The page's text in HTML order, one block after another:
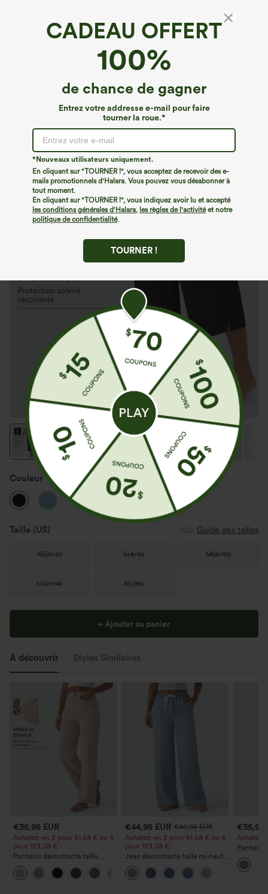
CADEAU OFFERT
100%
de chance de gagner
Entrez votre addresse e-mail pour faire
tourner la roue.*
*Nouveaux utilisateurs uniquement.
En cliquant sur "TOURNER !", vous acceptez de recevoir des e-
mails promotionnels d'Halara. Vous pouvez vous désabonner à
tout moment.
En cliquant sur "TOURNER !", vous indiquez avoir lu et accepté
les conditions générales d'Halara, les règles de l'activitéet notre
politique de confidentialité.
TOURNER !
Capri de yoga crossover taille haute avec
poches et traitement Cool Touch - UPF50+
€13,95 EUR €26,95 EUR
Couleur Noir
Taille (US) Guide des tailles
XS(0/2) S(4/6) M(8/10)
L(12/14) XL(16)
+ Ajouter au panier
À découvrir Styles Similaires
€35,95 EUR
Achetez-en 2 pour 61,54 € ou 4
pour 123,08 €.
Pantalon décontracté taille
haute à jambe droite, effet lin,
avec poches
€44,95 EUR €49,95 EUR
Achetez-en 2 pour 61,54 € ou 4
pour 123,08 €.
Jean décontracté taille mi‑haute,
à cordon de serrage, avec
poches
€35,95
Achetez-
Pantalon
poches